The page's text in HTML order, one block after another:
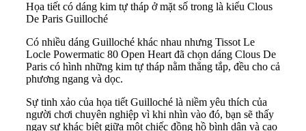
Họa tiết có dáng kim tự tháp ở mặt số trong là kiểu Clous
De Paris Guilloché
Có nhiều dáng Guilloché khác nhau nhưng Tissot Le
Locle Powermatic 80 Open Heart đã chọn dáng Clous De
Paris có hình những kim tự tháp nằm thẳng tắp, đều cho cả
phương ngang và dọc.
Sự tinh xảo của họa tiết Guilloché là niềm yêu thích của
người chơi chuyên nghiệp vì khi nhìn vào đó, bạn sẽ thấy
ngay sự khác biệt giữa một chiếc đồng hồ bình dân và cao